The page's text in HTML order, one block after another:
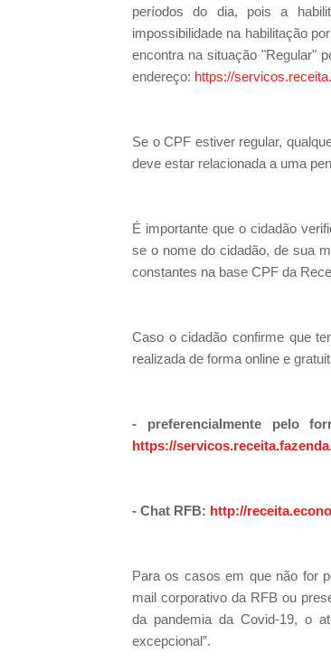
períodos do dia, pois a
impossibilidade na habilitação
encontra na situação "Regular"
endereço: https://
Se o CPF estiver regular,
deve estar relacionada a uma
É importante que o cidadão
se o nome do cidadão, de sua
constantes na base CPF da
Caso o cidadão confirme que
realizada de forma online e
- preferencialmente pelo
https://
- Chat RFB: http://
Para os casos em que não for
mail corporativo da RFB ou
da pandemia da Covid-19, o
excepcional”.